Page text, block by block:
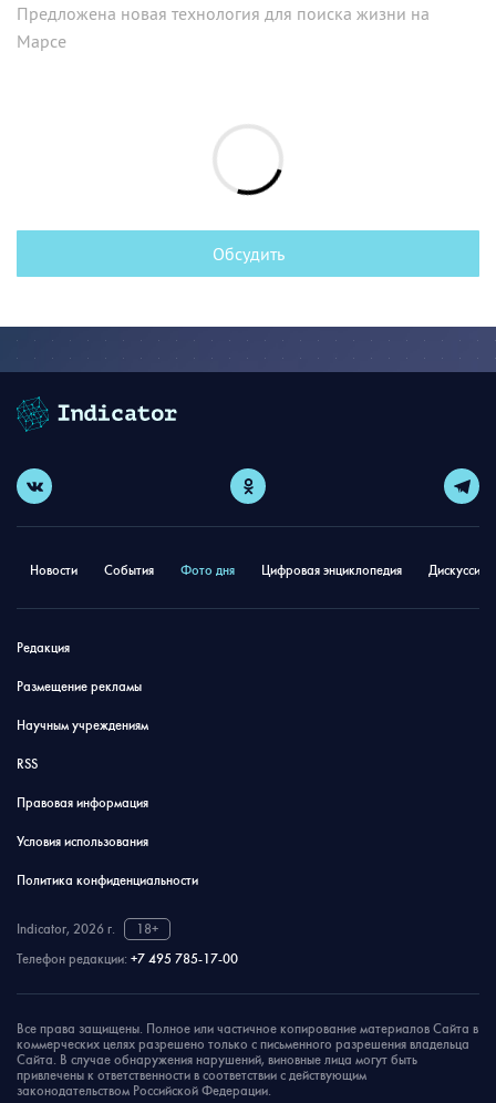
Предложена новая технология для поиска жизни на
Марсе
Обсудить
Новости События Фото дня Цифровая энциклопедия
Редакция
Размещение рекламы
Научным учреждениям
RSS
Правовая информация
Условия использования
Политика конфиденциальности
Indicator, 2026 г.
18+
Телефон редакции: +7 495 785-17-00
Все права защищены. Полное или частичное копирование материалов Сайта в
коммерческих целях разрешено только с письменного разрешения владельца
Сайта. В случае обнаружения нарушений, виновные лица могут быть
привлечены к ответственности в соответствии с действующим
законодательством Российской Федерации.